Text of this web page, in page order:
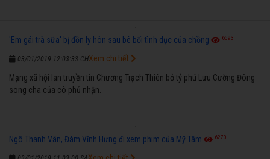
'Em gái trà sữa' bị đồn ly hôn sau bê bối tình dục của chồng 6593
03/01/2019 12:03:33 CH
Mạng xã hội lan truyền tin Chương Trạch Thiên bỏ tỷ phú Lưu Cường Đông
song cha của cô phủ nhận.
Xem chi tiết
Ngô Thanh Vân, Đàm Vĩnh Hưng đi xem phim của Mỹ Tâm 6270